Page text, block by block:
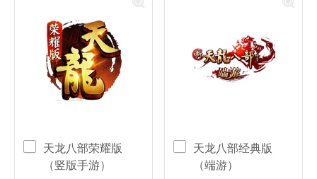
天龙八部荣耀版
（竖版手游）
天龙八部经典版
（端游）